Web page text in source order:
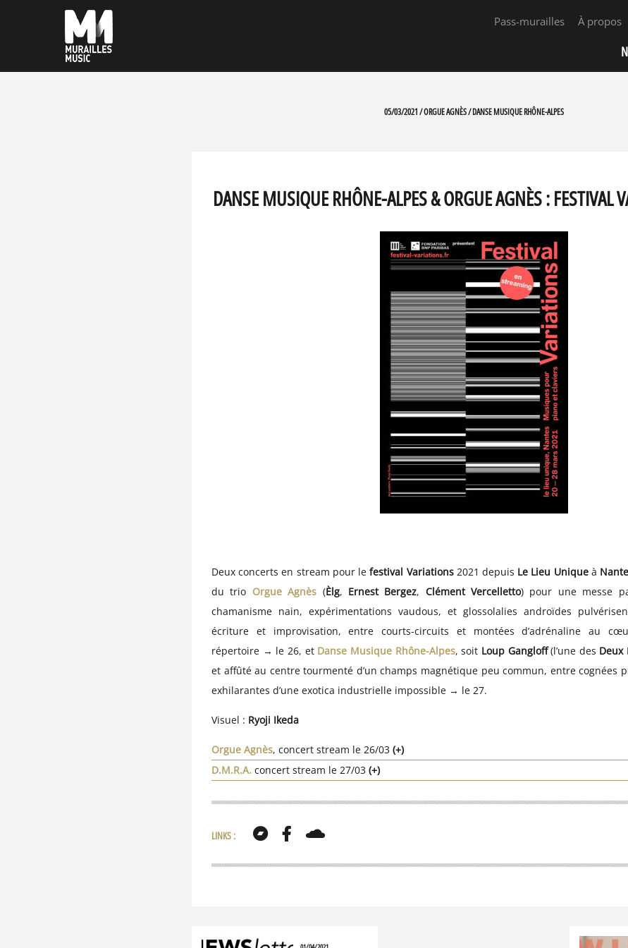
Pass-murailles À propos
05/03/2021 / ORGUE AGNÈS / DANSE MUSIQUE RHÔNE-ALPES
DANSE MUSIQUE RHÔNE-ALPES & ORGUE AGNÈS : FESTIVAL
Deux concerts en stream pour lefestival Variations2021 depuis Le Lieu Uniqueà
du trio Orgue Agnès (Èlg, Ernest Bergez, Clément Vercelletto) pour une messe
chamanisme nain, expérimentations vaudous, et glossolalies androïdes
écriture et improvisation, entre courts-circuits et montées d’adrénaline au
répertoire → le 26, et Danse Musique Rhône-Alpes, soit Loup Gangloff(l’une des Deux
et affûté au centre tourmenté d’un champs magnétique peu commun, entre cognées
exhilarantes d’une exotica industrielle impossible → le 27.
Visuel : Ryoji Ikeda
Orgue Agnès, concert stream le 26/03 (+)
D.M.R.A. concert stream le 27/03 (+)
LINKS :